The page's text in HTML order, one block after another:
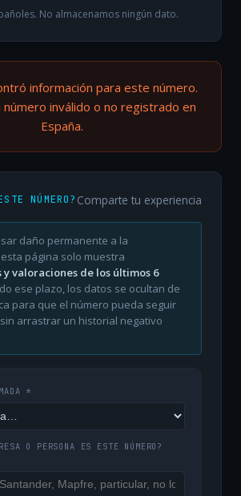
No almacenamos ningún dato.
información para este número.
número inválido o no registrado en
España.
NÚMERO? Comparte tu experiencia
daño permanente a la
página solo muestra
y valoraciones de los últimos 6
ese plazo, los datos se ocultan de
para que el número pueda seguir
arrastrar un historial negativo
*
O PERSONA ES ESTE NÚMERO?